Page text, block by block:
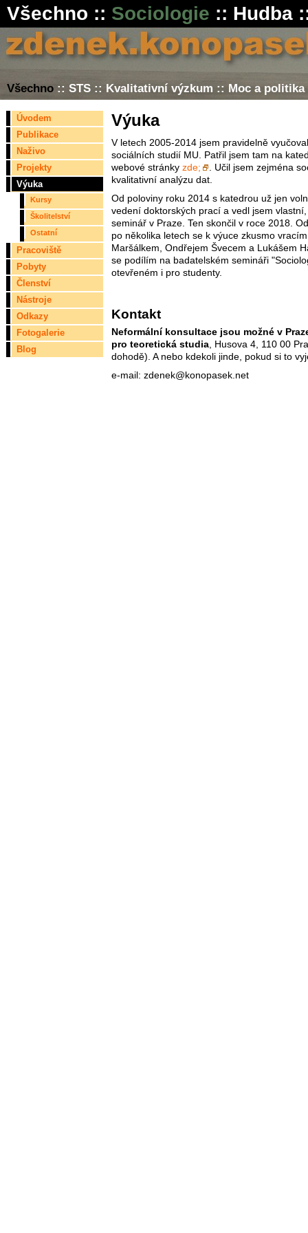
Všechno :: Sociologie :: Hudba
Všechno :: STS :: Kvalitativní výzkum :: Moc a politika
Úvodem
Publikace
Naživo
Projekty
Výuka
Kursy
Školitelství
Ostatní
Pracoviště
Pobyty
Členství
Nástroje
Odkazy
Fotogalerie
Blog
Výuka
V letech 2005-2014 jsem pravidelně
sociálních studií MU. Patřil jsem tam na
webové stránky zde;
. Učil jsem zejména
kvalitativní analýzu dat.
Od poloviny roku 2014 s katedrou už jen
vedení doktorských prací a vedl jsem
seminář v Praze. Ten skončil v roce 2018.
po několika letech se k výuce zkusmo
Maršálkem, Ondřejem Švecem a Lukášem
se podílím na badatelském semináři
otevřeném i pro studenty.
Kontakt
Neformální konsultace jsou možné v
pro teoretická studia, Husova 4, 110 00
dohodě). A nebo kdekoli jinde, pokud si to
e-mail: zdenek@konopasek.net